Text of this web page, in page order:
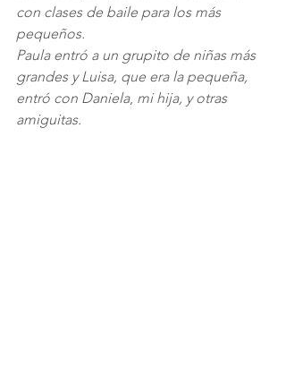
con clases de baile para los más
pequeños.
Paula entró a un grupito de niñas más
grandes y Luisa, que era la pequeña,
entró con Daniela, mi hija, y otras
amiguitas.